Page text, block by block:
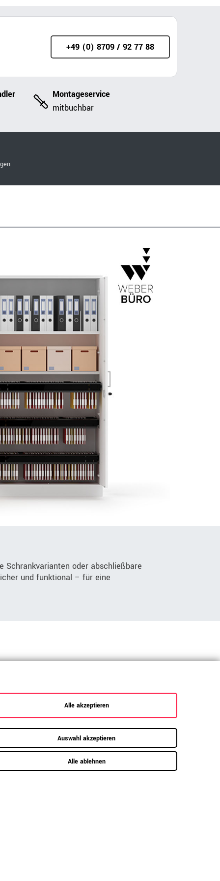
+49 (0) 8709 / 92 77 88
Montageservice
mitbuchbar
Schrankvarianten oder abschließbare
und funktional – für eine
die halten, was sie versprechen:
Seitenwände und ein robuster 25 mm
für höchste Standfestigkeit. Fachböden mit
18 mm Schiebetüren mit hochwertigem
Unterschied – spürbar stabil, sichtbar
Alle akzeptieren
Auswahl akzeptieren
Alle ablehnen